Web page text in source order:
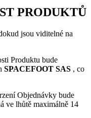
PRODUKTŮ
jsou viditelné na
Produktu bude
SPACEFOOT SAS , co
Objednávky bude
ve lhůtě maximálně 14